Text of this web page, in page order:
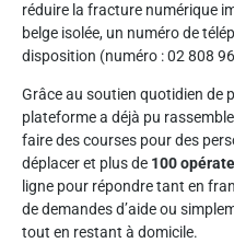
réduire la fracture numérique
belge isolée, un numéro de
disposition (numéro : 02 808
Grâce au soutien quotidien de
plateforme a déjà pu
faire des courses pour des
déplacer et plus de 100
ligne pour répondre tant en
de demandes d’aide ou
tout en restant à domicile.